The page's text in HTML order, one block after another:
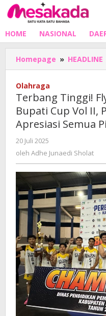
Lewati
ke
HOME NASIONAL
Homepage » HEADLINE
Olahraga
Terbang Tinggi!
Bupati Cup Vol II,
Apresiasi Semua
20 Juli 2025
Adhe
oleh Adhe Junaedi Sholat